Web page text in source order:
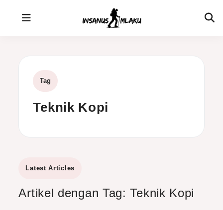
Tag
Teknik Kopi
Latest Articles
Artikel dengan Tag: Teknik Kopi